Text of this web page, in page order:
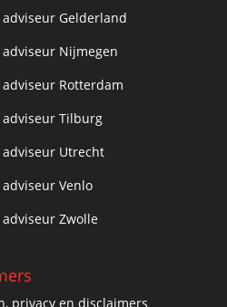
Gelderland
Nijmegen
Rotterdam
Tilburg
Utrecht
Venlo
Zwolle
privacy en disclaimers